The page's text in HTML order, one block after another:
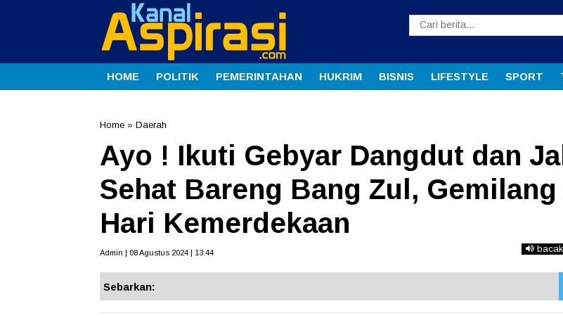
HOME POLITIK PEMERINTAHAN HUKRIM BISNIS LIFESTYLE SPORT
Home » Daerah
Ayo ! Ikuti Gebyar Dangdut dan
Sehat Bareng Bang Zul, Gemilang
Hari Kemerdekaan
Admin | 08 Agustus 2024 | 13:44
Sebarkan: